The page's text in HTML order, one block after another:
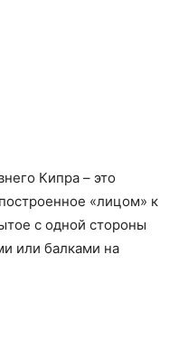
Кипра – это
«лицом» к
с одной стороны
или балками на